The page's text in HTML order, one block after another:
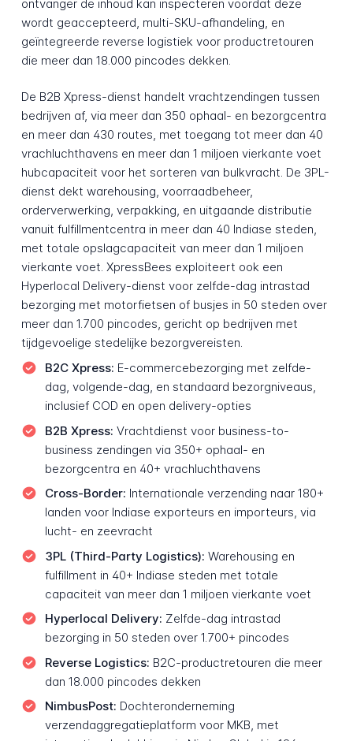
ontvanger de inhoud kan inspecteren voordat deze
wordt geaccepteerd, multi-SKU-afhandeling, en
geïntegreerde reverse logistiek voor productretouren
die meer dan 18.000 pincodes dekken.
De B2B Xpress-dienst handelt vrachtzendingen tussen
bedrijven af, via meer dan 350 ophaal- en bezorgcentra
en meer dan 430 routes, met toegang tot meer dan 40
vrachluchthavens en meer dan 1 miljoen vierkante voet
hubcapaciteit voor het sorteren van bulkvracht. De 3PL-
dienst dekt warehousing, voorraadbeheer,
orderverwerking, verpakking, en uitgaande distributie
vanuit fulfillmentcentra in meer dan 40 Indiase steden,
met totale opslagcapaciteit van meer dan 1 miljoen
vierkante voet. XpressBees exploiteert ook een
Hyperlocal Delivery-dienst voor zelfde-dag intrastad
bezorging met motorfietsen of busjes in 50 steden over
meer dan 1.700 pincodes, gericht op bedrijven met
tijdgevoelige stedelijke bezorgvereisten.
B2C Xpress: E-commercebezorging met zelfde-
dag, volgende-dag, en standaard bezorgniveaus,
inclusief COD en open delivery-opties
B2B Xpress: Vrachtdienst voor business-to-
business zendingen via 350+ ophaal- en
bezorgcentra en 40+ vrachluchthavens
Cross-Border: Internationale verzending naar 180+
landen voor Indiase exporteurs en importeurs, via
lucht- en zeevracht
3PL (Third-Party Logistics): Warehousing en
fulfillment in 40+ Indiase steden met totale
capaciteit van meer dan 1 miljoen vierkante voet
Hyperlocal Delivery: Zelfde-dag intrastad
bezorging in 50 steden over 1.700+ pincodes
Reverse Logistics: B2C-productretouren die meer
dan 18.000 pincodes dekken
NimbusPost: Dochteronderneming
verzendaggregatieplatform voor MKB, met